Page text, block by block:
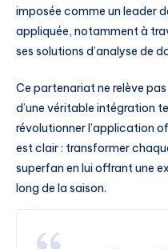
imposée comme un leader
appliquée, notamment à
ses solutions d’analyse de
Ce partenariat ne relève
d’une véritable intégration
révolutionner l’application
est clair : transformer
superfan en lui offrant une
long de la saison.